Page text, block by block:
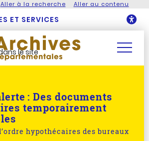
Aller à la recherche Aller au contenu
ET SERVICES
le site
: Des documents
temporairement
hypothécaires des bureaux